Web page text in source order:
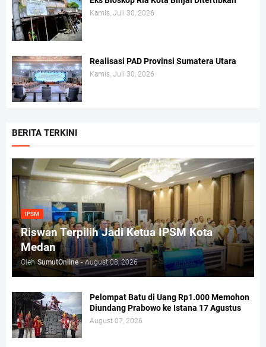
Kamis, Juli 30, 2026
Realisasi PAD Provinsi Sumatera Utara
Kamis, Juli 30, 2026
BERITA TERKINI
IPSM
Riswan Terpilih Jadi Ketua IPSM Kota
Medan
Oleh SumutOnline - August 08, 2026
Pelompat Batu di Uang Rp1.000 Memohon
Diundang Prabowo ke Istana 17 Agustus
August 07, 2026